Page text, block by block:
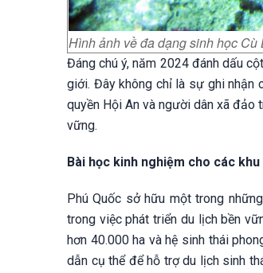
Hình ảnh về đa dạng sinh học
Đáng chú ý, năm 2024 đánh dấu
giới. Đây không chỉ là sự ghi nhận
quyền Hội An và người dân xã đảo
vững.
Bài học kinh nghiệm cho các
Phú Quốc sở hữu một trong
trong việc phát triển du lịch bền
hơn 40.000 ha và hệ sinh thái
dẫn cụ thể để hỗ trợ du lịch sinh